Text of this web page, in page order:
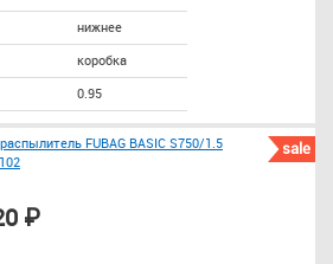
нижнее
коробка
0.95
sale
FUBAG BASIC S750/1.5
₽